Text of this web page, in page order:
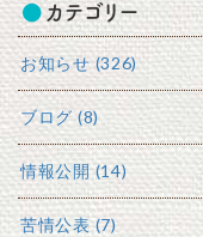
カテゴリー
お知らせ (326)
ブログ (8)
情報公開 (14)
苦情公表 (7)